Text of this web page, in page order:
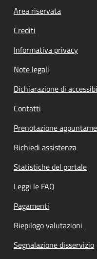
Footer menu
Area riservata
Crediti
Informativa privacy
Note legali
Dichiarazione di
Contatti
Prenotazione
Richiedi assistenza
Statistiche del portale
Leggi le FAQ
Pagamenti
Riepilogo valutazioni
Segnalazione disservizio